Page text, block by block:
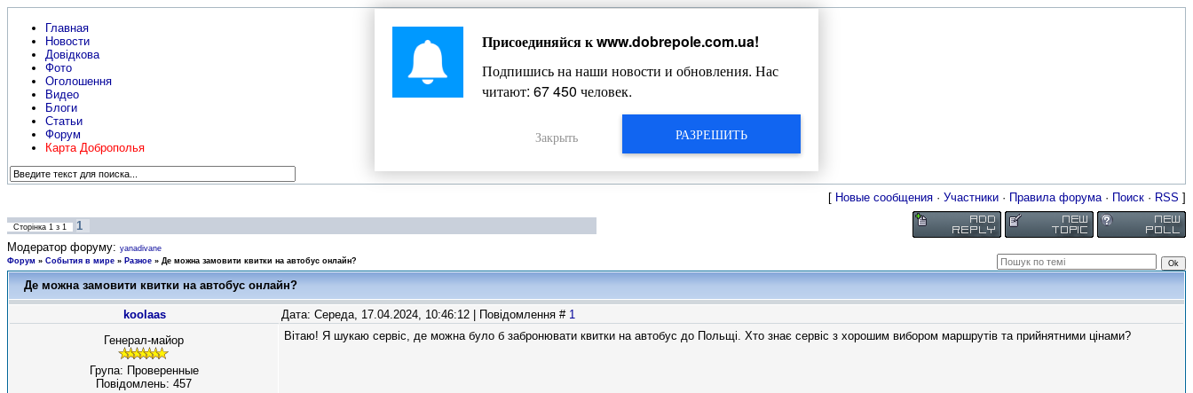
Главная
Новости
Довідкова
Фото
Оголошення
Видео
Блоги
Статьи
Форум
Карта Доброполья
Жизнь Добропольского края
[ Новые сообщения · Участники · Правила форума· Поиск · RSS ]
Сторінка 1 з 1
1
Модератор форуму: yanadivane
Форум » События в мире » Разное » Де можна замовити квитки на автобус онлайн?
Де можна замовити квитки на автобус онлайн?
koolaas Дата: Середа, 17.04.2024, 10:46:12 | Повідомлення # 1
Генерал-майор
Група: Проверенные
Повідомлень: 457
Вітаю! Я шукаю сервіс, де можна було б забронювати квитки на автобус до Польщі. Хто знає сервіс з хорошим вибором маршрутів та прийнятними цінами?
Присоединяйся кwww.dobrepole.com.ua!
Подпишись на наши новости и обновления. Нас
читают: 67 450 человек.
РАЗРЕШИТЬ
Закрыть